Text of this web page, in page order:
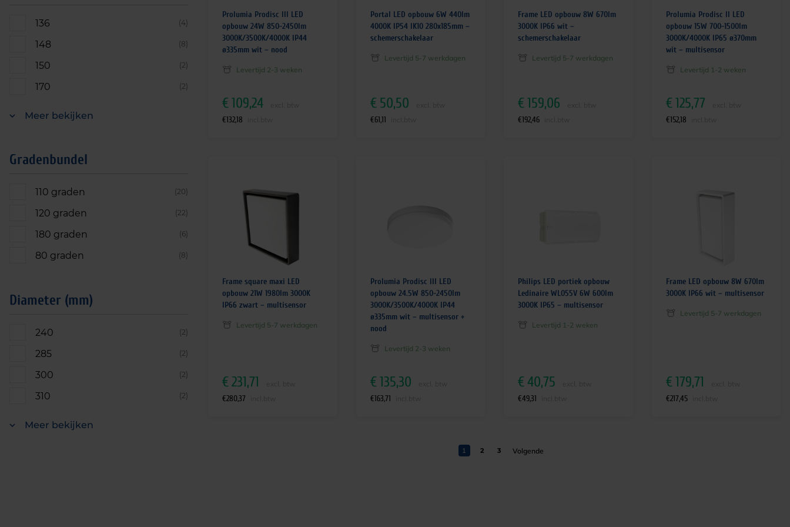
136 (4)
148 (8)
150 (2)
170 (2)
Meer bekijken
Gradenbundel
110 graden (20)
120 graden (22)
180 graden (6)
80 graden (8)
Diameter (mm)
240 (2)
285 (2)
300 (2)
310 (2)
Meer bekijken
Prolumia Prodisc III LED
opbouw 24W 850-2450lm
3000K/3500K/4000K IP44
ø335mm wit – nood
Levertijd 2-3 weken
€109,24
€132,18
Portal LED opbouw 6W 440lm
4000K IP54 IK10 280x185mm –
schemerschakelaar
Levertijd 5-7 werkdagen
€ 50,50
€61,11
Frame LED opbouw 8W 670lm
3000K IP66 wit –
schemerschakelaar
Levertijd 5-7 werkdagen
€159,06
€192,46
Prolumia Prodisc II LED
opbouw 15W 700-1500lm
3000K/4000K IP65 ø370mm
wit – multisensor
Levertijd 1-2 weken
€ 125,77
€152,18
Frame square maxi LED
opbouw 21W 1980lm 3000K
IP66 zwart – multisensor
Levertijd 5-7 werkdagen
€231,71
€280,37
Prolumia Prodisc III LED
opbouw 24.5W 850-2450lm
3000K/3500K/4000K IP44
ø335mm wit – multisensor +
nood
Levertijd 2-3 weken
€ 135,30
€163,71
Philips LED portiek opbouw
Ledinaire WL055V 6W 600lm
3000K IP65 – multisensor
Levertijd 1-2 weken
€ 40,75
€49,31
Frame LED opbouw 8W 670lm
3000K IP66 wit – multisensor
Levertijd 5-7 werkdagen
€ 179,71
€217,45
1 2 3